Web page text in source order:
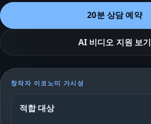
20분 상담 예약
AI 비디오 지원 보기
창작자 이코노미 가시성
적합 대상